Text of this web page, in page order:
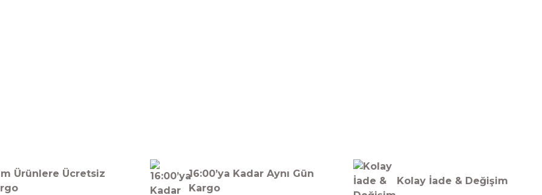
Ürünlere Ücretsiz
16:00’ya Kadar Aynı Gün
Kargo
Kolay İade & Değişim